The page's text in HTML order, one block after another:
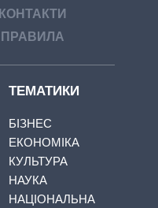
КОНТАКТИ
ПРАВИЛА
ТЕМАТИКИ
БІЗНЕС
ЕКОНОМІКА
КУЛЬТУРА
НАУКА
НАЦІОНАЛЬНА